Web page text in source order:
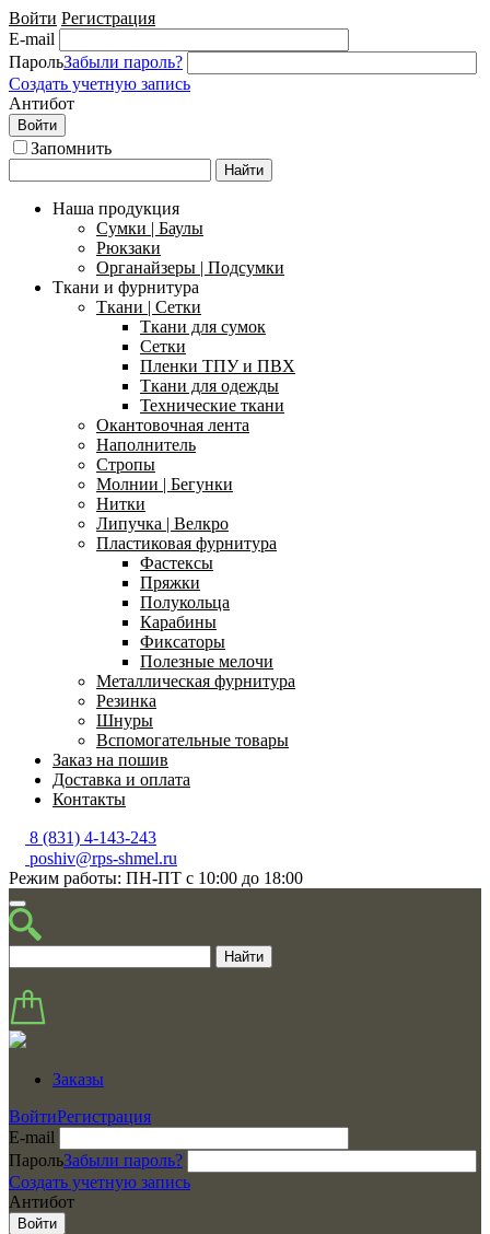
Войти Регистрация
E-mail
ПарольЗабыли пароль?
Создать учетную запись
Антибот
Войти
Запомнить
Найти
Наша продукция
Сумки | Баулы
Рюкзаки
Органайзеры | Подсумки
Ткани и фурнитура
Ткани | Сетки
Ткани для сумок
Сетки
Пленки ТПУ и ПВХ
Ткани для одежды
Технические ткани
Окантовочная лента
Наполнитель
Стропы
Молнии | Бегунки
Нитки
Липучка | Велкро
Пластиковая фурнитура
Фастексы
Пряжки
Полукольца
Карабины
Фиксаторы
Полезные мелочи
Металлическая фурнитура
Резинка
Шнуры
Вспомогательные товары
Заказ на пошив
Доставка и оплата
Контакты
8 (831) 4-143-243
poshiv@rps-shmel.ru
Режим работы: ПН-ПТ с 10:00 до 18:00
Найти
Заказы
ВойтиРегистрация
E-mail
ПарольЗабыли пароль?
Создать учетную запись
Антибот
Войти